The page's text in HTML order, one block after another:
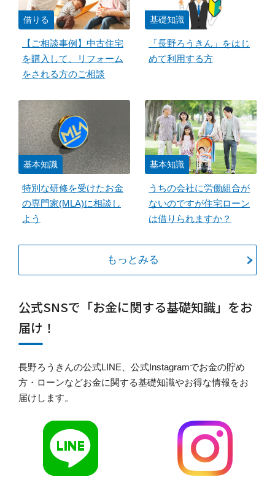
借りる
【ご相談事例】中古住宅
を購入して、リフォーム
をされる方のご相談
基礎知識
「長野ろうきん」をはじ
めて利用する方
基本知識
特別な研修を受けたお金
の専門家(MLA)に相談し
よう
基本知識
うちの会社に労働組合が
ないのですが住宅ローン
は借りられますか？
もっとみる
公式SNSで「お金に関する基礎知識」をお
届け！
長野ろうきんの公式LINE、公式Instagramでお金の貯め
方・ローンなどお金に関する基礎知識やお得な情報をお
届けします。